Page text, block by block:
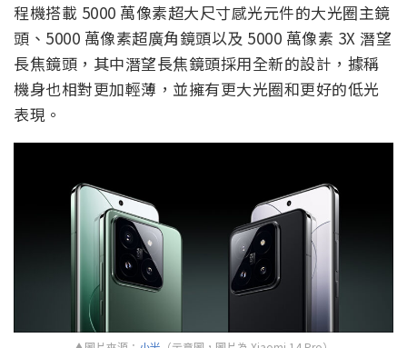
程機搭載 5000 萬像素超大尺寸感光元件的大光圈主鏡
頭、5000 萬像素超廣角鏡頭以及 5000 萬像素 3X 潛望
長焦鏡頭，其中潛望長焦鏡頭採用全新的設計，據稱
機身也相對更加輕薄，並擁有更大光圈和更好的低光
表現。